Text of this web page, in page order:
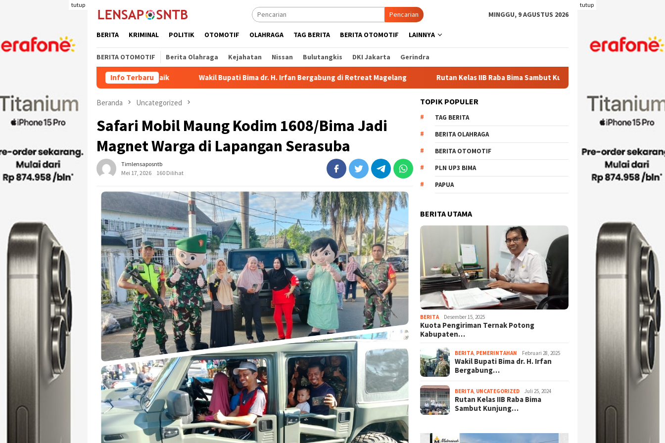
tutup tutup
Pencarian MINGGU, 9 AGUSTUS 2026
BERITA KRIMINAL POLITIK OTOMOTIF OLAHRAGA TAG BERITA BERITA OTOMOTIF LAINNYA
BERITA OTOMOTIF Berita Olahraga Kejahatan Nissan Bulutangkis DKI Jakarta Gerindra
Info Terbaru
Wakil Bupati Bima dr. H. Irfan Bergabung di Retreat Magelang Rutan Kelas IIB Raba Bima Sambut Kunjungan Pj. Wali Kota Ir. H. Mohammad Rum, MT
Beranda Uncategorized
Safari Mobil Maung Kodim 1608/Bima Jadi
Magnet Warga di Lapangan Serasuba
Timlensaposntb
Mei 17, 2026
160 Dilihat
TOPIK POPULER
TAG BERITA
BERITA OLAHRAGA
BERITA OTOMOTIF
PLN UP3 BIMA
PAPUA
BERITA UTAMA
BERITA Desember 15, 2025
Kuota Pengiriman Ternak Potong
Kabupaten…
BERITA PEMERINTAHAN Februari 28, 2025
Wakil Bupati Bima dr. H. Irfan
Bergabung…
BERITA UNCATEGORIZED Juli 25, 2024
Rutan Kelas IIB Raba Bima
Sambut Kunjung…